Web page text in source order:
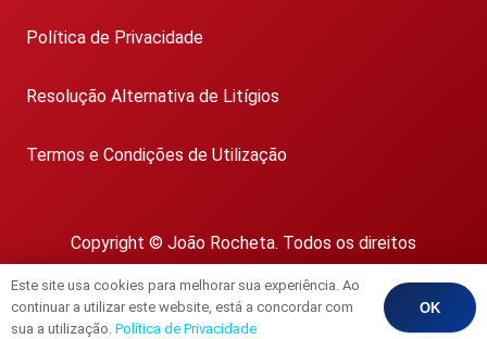
Política de Privacidade
Resolução Alternativa de Litígios
Termos e Condições de Utilização
Copyright © João Rocheta. Todos os direitos
reservados.
AMI 1718
Este site usa cookies para melhorar sua experiência. Ao
continuar a utilizar este website, está a concordar com
sua a utilização. Política de Privacidade
OK